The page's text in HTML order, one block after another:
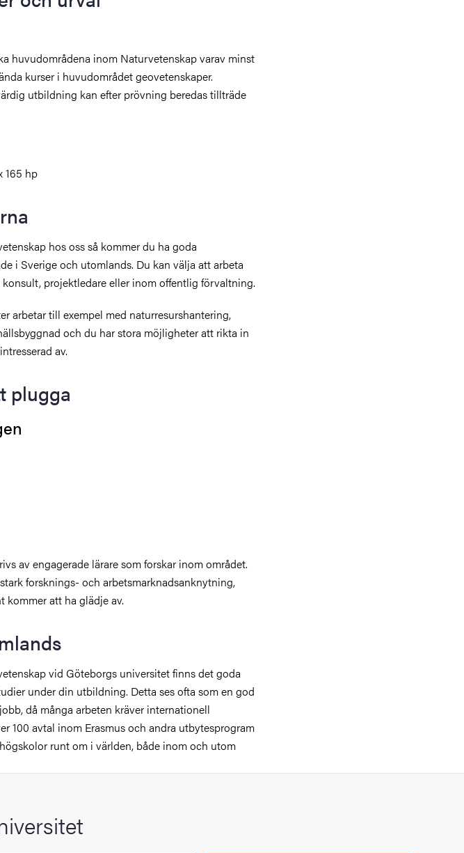
huvudområdena inom Naturvetenskap varav minst
kurser i huvudområdet geovetenskaper.
utbildning kan efter prövning beredas tillträde
165 hp
hos oss så kommer du ha goda
i Sverige och utomlands. Du kan välja att arbeta
projektledare eller inom offentlig förvaltning.
arbetar till exempel med naturresurshantering,
och du har stora möjligheter att rikta in
av.
plugga
av engagerade lärare som forskar inom området.
forsknings- och arbetsmarknadsanknytning,
kommer att ha glädje av.
vid Göteborgs universitet finns det goda
under din utbildning. Detta ses ofta som en god
då många arbeten kräver internationell
100 avtal inom Erasmus och andra utbytesprogram
runt om i världen, både inom och utom